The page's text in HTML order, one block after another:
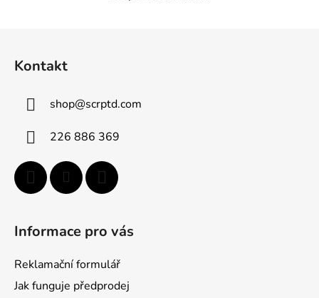
Kontakt
shop@scrptd.com
226 886 369
Informace pro vás
Reklamační formulář
Jak funguje předprodej